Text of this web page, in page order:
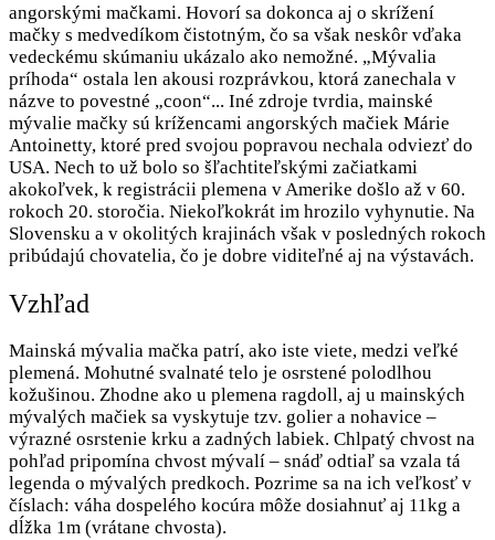
angorskými mačkami. Hovorí sa dokonca aj o skrížení
mačky s medvedíkom čistotným, čo sa však neskôr vďaka
vedeckému skúmaniu ukázalo ako nemožné. „Mývalia
príhoda“ ostala len akousi rozprávkou, ktorá zanechala v
názve to povestné „coon“... Iné zdroje tvrdia, mainské
mývalie mačky sú krížencami angorských mačiek Márie
Antoinetty, ktoré pred svojou popravou nechala odviezť do
USA. Nech to už bolo so šľachtiteľskými začiatkami
akokoľvek, k registrácii plemena v Amerike došlo až v 60.
rokoch 20. storočia. Niekoľkokrát im hrozilo vyhynutie. Na
Slovensku a v okolitých krajinách však v posledných rokoch
pribúdajú chovatelia, čo je dobre viditeľné aj na výstavách.
Vzhľad
Mainská mývalia mačka patrí, ako iste viete, medzi veľké
plemená. Mohutné svalnaté telo je osrstené polodlhou
kožušinou. Zhodne ako u plemena ragdoll, aj u mainských
mývalých mačiek sa vyskytuje tzv. golier a nohavice –
výrazné osrstenie krku a zadných labiek. Chlpatý chvost na
pohľad pripomína chvost mývalí – snáď odtiaľ sa vzala tá
legenda o mývalých predkoch. Pozrime sa na ich veľkosť v
číslach: váha dospelého kocúra môže dosiahnuť aj 11kg a
dĺžka 1m (vrátane chvosta).